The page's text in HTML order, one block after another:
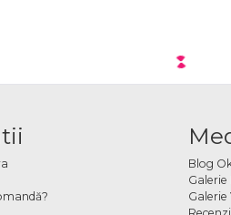
Blog
Galerie
Galerie